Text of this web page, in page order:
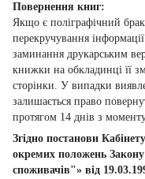
Повернення книг:
Якщо є поліграфічний
перекручування
заминання друкарським
книжки на обкладинці її
сторінки. У випадки
залишається право
протягом 14 днів з
Згідно постанови
окремих положень
споживачів"» від